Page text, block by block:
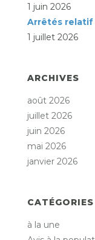
1 juin 2026
Arrêtés relatif
1 juillet 2026
ARCHIVES
août 2026
juillet 2026
juin 2026
mai 2026
janvier 2026
CATÉGORIES
à la une